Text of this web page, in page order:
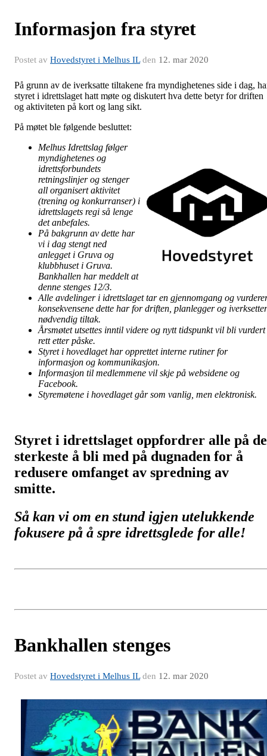
Informasjon fra styret
Postet av Hovedstyret i Melhus ILden 12. mar 2020
På grunn av de iverksatte tiltakene fra myndighetenes side i dag,
styret i idrettslaget hatt møte og diskutert hva dette betyr for driften
og aktiviteten på kort og lang sikt.
På møtet ble følgende besluttet:
Melhus Idrettslag følger
myndighetenes og
idrettsforbundets
retningslinjer og stenger
all organisert aktivitet
(trening og konkurranser) i
idrettslagets regi så lenge
det anbefales.
På bakgrunn av dette har
vi i dag stengt ned
anlegget i Gruva og
klubbhuset i Gruva.
Bankhallen har meddelt at
denne stenges 12/3.
Alle avdelinger i idrettslaget tar en gjennomgang og
konsekvensene dette har for driften, planlegger og iverksetter
nødvendig tiltak.
Årsmøtet utsettes inntil videre og nytt tidspunkt vil bli vurdert
rett etter påske.
Styret i hovedlaget har opprettet interne rutiner for
informasjon og kommunikasjon.
Informasjon til medlemmene vil skje på websidene og
Facebook.
Styremøtene i hovedlaget går som vanlig, men elektronisk.
Styret i idrettslaget oppfordrer alle på
sterkeste å bli med på dugnaden for å
redusere omfanget av spredning av
smitte.
Så kan vi om en stund igjen utelukkende
fokusere på å spre idrettsglede for alle!
Bankhallen stenges
Postet av Hovedstyret i Melhus ILden 12. mar 2020